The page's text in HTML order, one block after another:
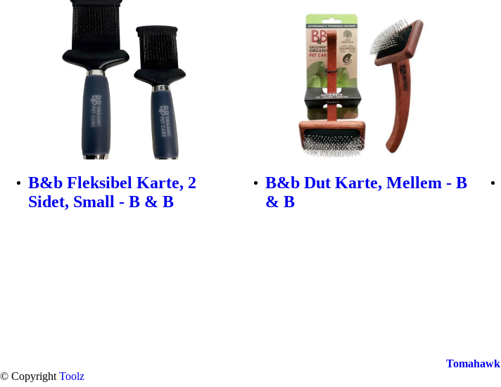
B&b Fleksibel Karte, 2
Sidet, Small - B & B
B&b Dut Karte, Mellem - B
& B
Tomahawk
© Copyright Toolz